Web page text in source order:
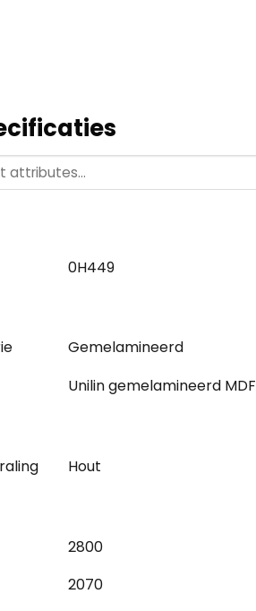
0H449
Gemelamineerd
Unilin gemelamineerd MDF
Hout
2800
2070